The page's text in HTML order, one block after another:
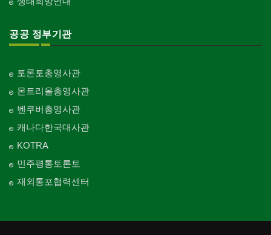
공공 정부기관
토론토총영사관
몬트리올총영사관
벤쿠버총영사관
캐나다한국대사관
KOTRA
민주평통토론토
재외통포협력센터